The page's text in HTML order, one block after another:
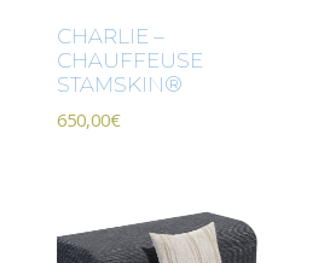
CHARLIE –
CHAUFFEUSE
STAMSKIN®
650,00€